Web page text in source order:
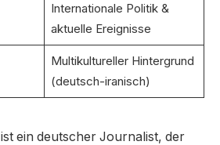
Internationale Politik &
aktuelle Ereignisse
Multikultureller Hintergrund
(deutsch-iranisch)
ist ein deutscher Journalist, der